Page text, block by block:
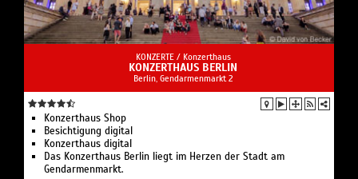
KONZERTE / Konzerthaus
KONZERTHAUS BERLIN
Berlin, Gendarmenmarkt 2
Konzerthaus Shop
Besichtigung digital
Konzerthaus digital
Das Konzerthaus Berlin liegt im Herzen der Stadt am
Gendarmenmarkt.